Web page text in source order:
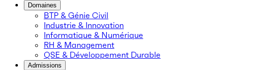
Domaines
BTP & Génie Civil
Industrie & Innovation
Informatique & Numérique
RH & Management
QSE & Développement Durable
Admissions